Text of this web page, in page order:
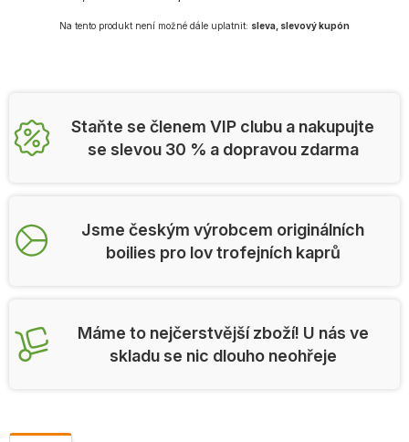
Na tento produkt není možné dále uplatnit: sleva, slevový kupón
Staňte se členem VIP clubu a nakupujte
se slevou 30 % a dopravou zdarma
Jsme českým výrobcem originálních
boilies pro lov trofejních kaprů
Máme to nejčerstvější zboží! U nás ve
skladu se nic dlouho neohřeje